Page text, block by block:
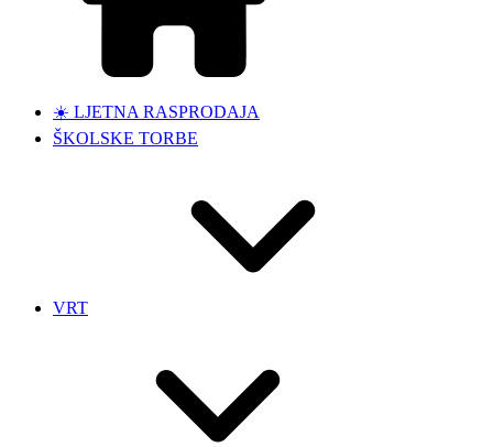
☀️ LJETNA RASPRODAJA
ŠKOLSKE TORBE
VRT